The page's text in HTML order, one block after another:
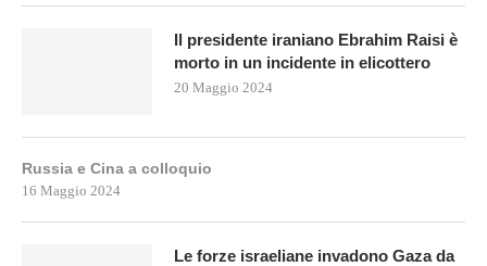
Il presidente iraniano Ebrahim Raisi è
morto in un incidente in elicottero
20 Maggio 2024
Russia e Cina a colloquio
16 Maggio 2024
Le forze israeliane invadono Gaza da